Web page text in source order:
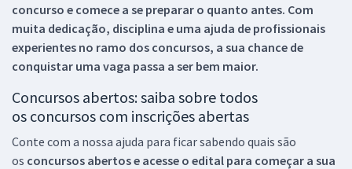
concurso e comece a se preparar o quanto antes. Com
muita dedicação, disciplina e uma ajuda de profissionais
experientes no ramo dos concursos, a sua chance de
conquistar uma vaga passa a ser bem maior.
Concursos abertos: saiba sobre todos
os concursos com inscrições abertas
Conte com a nossa ajuda para ficar sabendo quais são
os concursos abertos e acesse o edital para começar a sua